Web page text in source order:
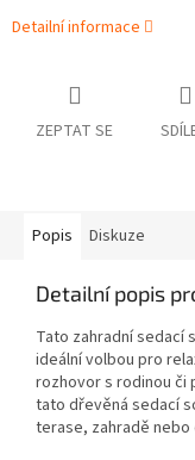
Detailní informace
ZEPTAT SE
Popis Diskuze
Detailní popis
Tato zahradní sedací
ideální volbou pro
rozhovor s rodinou či
tato dřevěná sedací
terase, zahradě